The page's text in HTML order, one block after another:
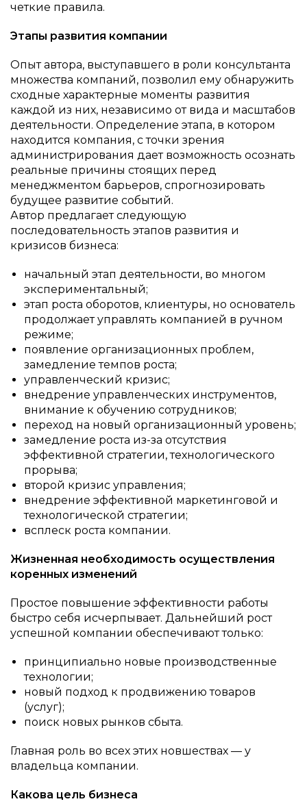
четкие правила.
Этапы развития компании
Опыт автора, выступавшего в роли консультанта
множества компаний, позволил ему обнаружить
сходные характерные моменты развития
каждой из них, независимо от вида и масштабов
деятельности. Определение этапа, в котором
находится компания, с точки зрения
администрирования дает возможность осознать
реальные причины стоящих перед
менеджментом барьеров, спрогнозировать
будущее развитие событий.
Автор предлагает следующую
последовательность этапов развития и
кризисов бизнеса:
начальный этап деятельности, во многом
экспериментальный;
этап роста оборотов, клиентуры, но основатель
продолжает управлять компанией в ручном
режиме;
появление организационных проблем,
замедление темпов роста;
управленческий кризис;
внедрение управленческих инструментов,
внимание к обучению сотрудников;
переход на новый организационный уровень;
замедление роста из-за отсутствия
эффективной стратегии, технологического
прорыва;
второй кризис управления;
внедрение эффективной маркетинговой и
технологической стратегии;
всплеск роста компании.
Жизненная необходимость осуществления
коренных изменений
Простое повышение эффективности работы
быстро себя исчерпывает. Дальнейший рост
успешной компании обеспечивают только:
принципиально новые производственные
технологии;
новый подход к продвижению товаров
(услуг);
поиск новых рынков сбыта.
Главная роль во всех этих новшествах — у
владельца компании.
Какова цель бизнеса